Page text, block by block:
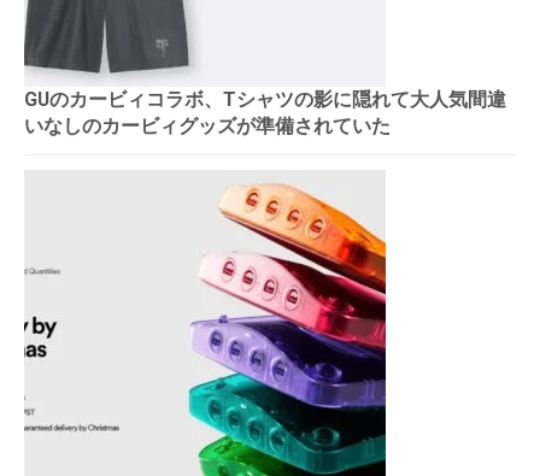
GUのカービィコラボ、Tシャツの影に隠れて大人気間違
いなしのカービィグッズが準備されていた